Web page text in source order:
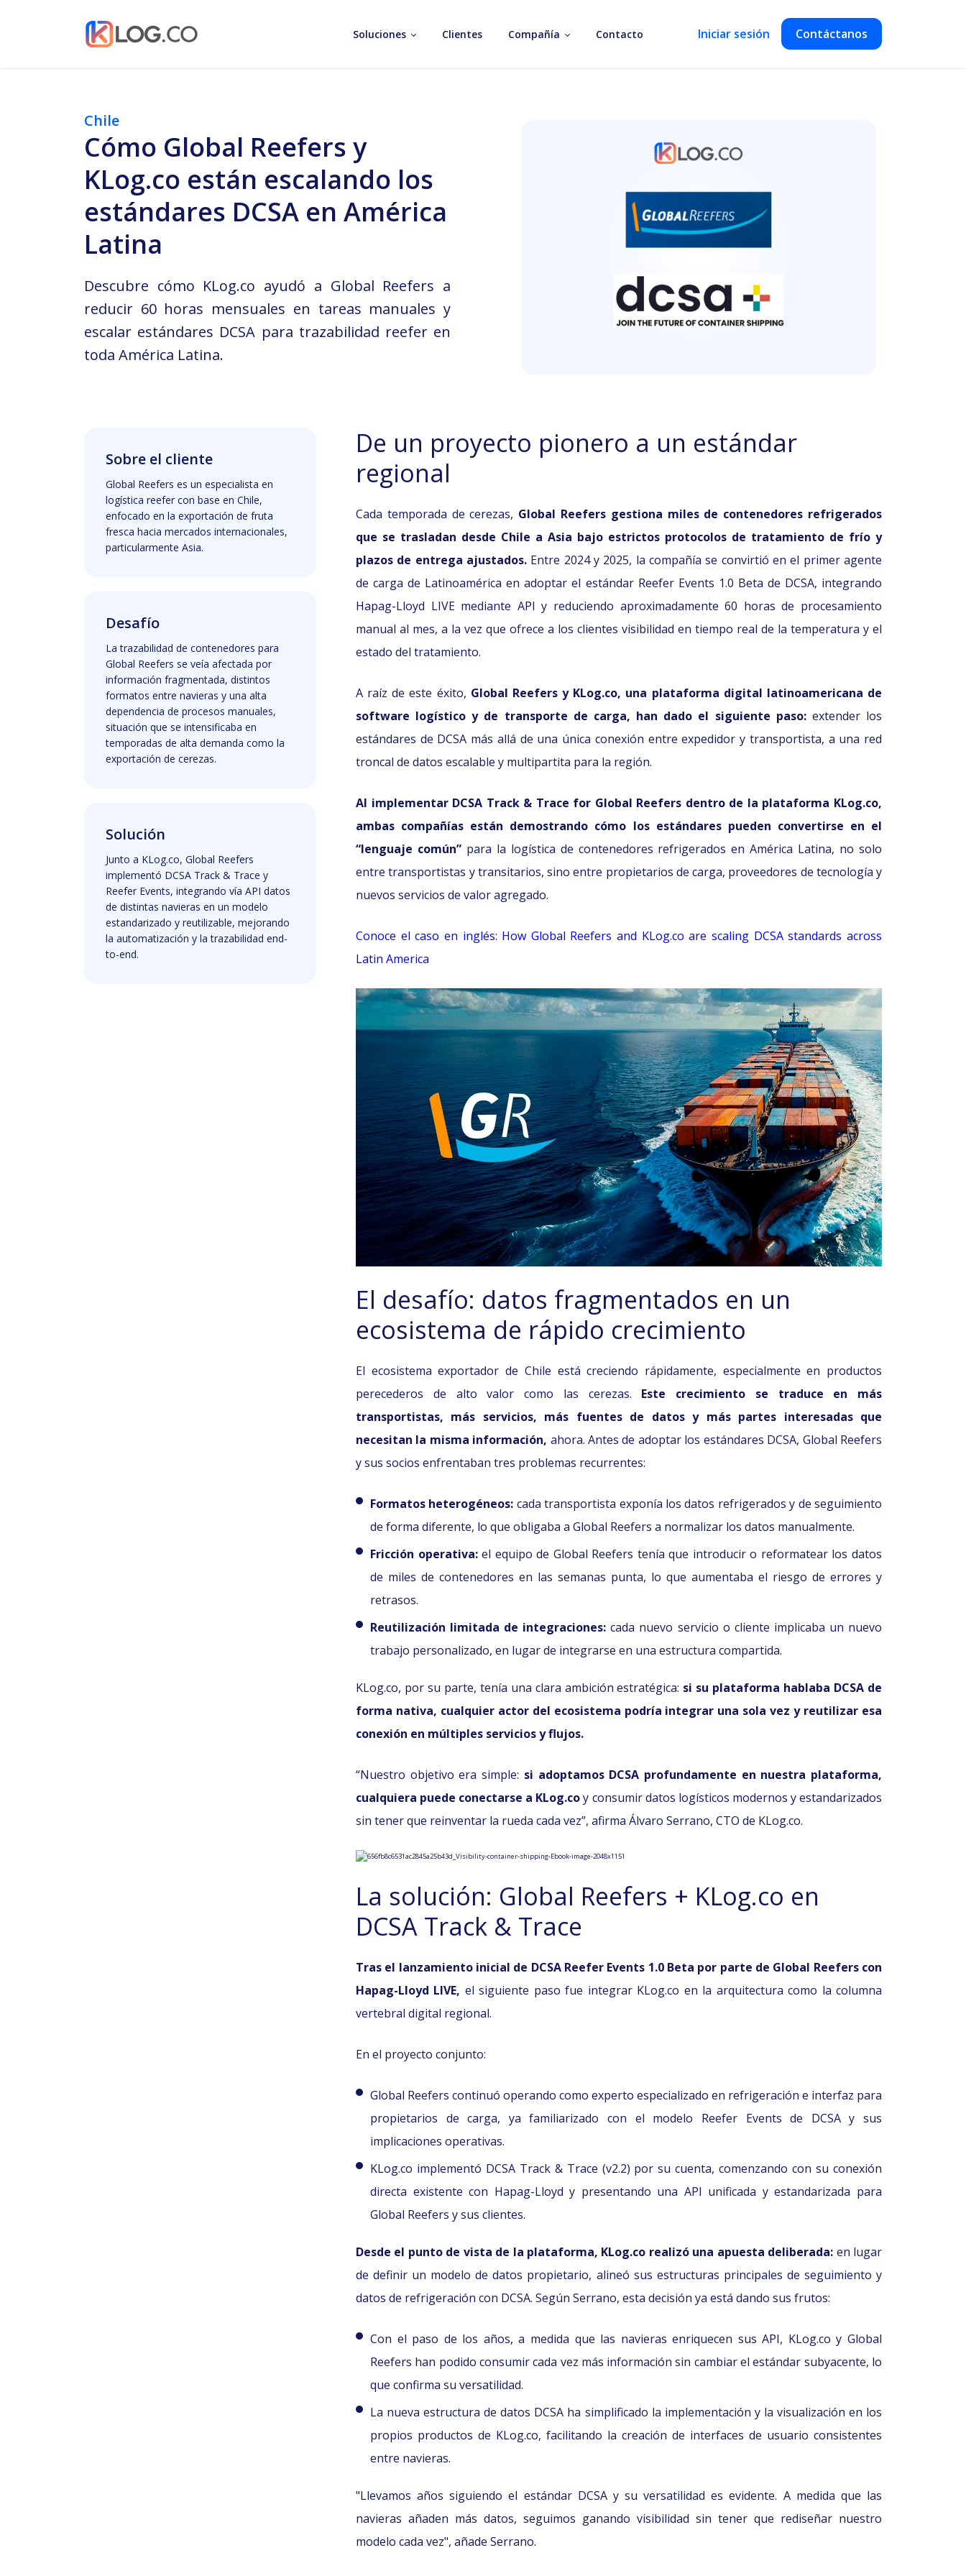
Soluciones Clientes Compañía Contacto Iniciar sesión Contáctanos
Chile
Cómo Global Reefers y
KLog.co están escalando los
estándares DCSA en América
Latina
Descubre cómo KLog.co ayudó a Global Reefers a
reducir 60 horas mensuales en tareas manuales y
escalar estándares DCSA para trazabilidad reefer en
toda América Latina.
Sobre el cliente
Global Reefers es un especialista en
logística reefer con base en Chile,
enfocado en la exportación de fruta
fresca hacia mercados internacionales,
particularmente Asia.
Desafío
La trazabilidad de contenedores para
Global Reefers se veía afectada por
información fragmentada, distintos
formatos entre navieras y una alta
dependencia de procesos manuales,
situación que se intensificaba en
temporadas de alta demanda como la
exportación de cerezas.
Solución
Junto a KLog.co, Global Reefers
implementó DCSA Track & Trace y
Reefer Events, integrando vía API datos
de distintas navieras en un modelo
estandarizado y reutilizable, mejorando
la automatización y la trazabilidad end-
to-end.
De un proyecto pionero a un estándar
regional
Cada temporada de cerezas, Global Reefers gestiona miles de contenedores refrigerados
que se trasladan desde Chile a Asia bajo estrictos protocolos de tratamiento de frío y
plazos de entrega ajustados. Entre 2024 y 2025, la compañía se convirtió en el primer agente
de carga de Latinoamérica en adoptar el estándar Reefer Events 1.0 Beta de DCSA, integrando
Hapag-Lloyd LIVE mediante API y reduciendo aproximadamente 60 horas de procesamiento
manual al mes, a la vez que ofrece a los clientes visibilidad en tiempo real de la temperatura y el
estado del tratamiento.
A raíz de este éxito, Global Reefers y KLog.co, una plataforma digital latinoamericana de
software logístico y de transporte de carga, han dado el siguiente paso:extender los
estándares de DCSA más allá de una única conexión entre expedidor y transportista, a una red
troncal de datos escalable y multipartita para la región.
Al implementar DCSA Track & Trace for Global Reefers dentro de la plataforma KLog.co,
ambas compañías están demostrando cómo los estándares pueden convertirse en el
“lenguaje común”para la logística de contenedores refrigerados en América Latina, no solo
entre transportistas y transitarios, sino entre propietarios de carga, proveedores de tecnología y
nuevos servicios de valor agregado.
Conoce el caso en inglés: How Global Reefers and KLog.co are scaling DCSA standards across
Latin America
El desafío: datos fragmentados en un
ecosistema de rápido crecimiento
El ecosistema exportador de Chile está creciendo rápidamente, especialmente en productos
perecederos de alto valor como las cerezas. Este crecimiento se traduce en más
transportistas, más servicios, más fuentes de datos y más partes interesadas que
necesitan la misma información, ahora. Antes de adoptar los estándares DCSA, Global Reefers
y sus socios enfrentaban tres problemas recurrentes:
Formatos heterogéneos: cada transportista exponía los datos refrigerados y de seguimiento
de forma diferente, lo que obligaba a Global Reefers a normalizar los datos manualmente.
Fricción operativa:el equipo de Global Reefers tenía que introducir o reformatear los datos
de miles de contenedores en las semanas punta, lo que aumentaba el riesgo de errores y
retrasos.
Reutilización limitada de integraciones: cada nuevo servicio o cliente implicaba un nuevo
trabajo personalizado, en lugar de integrarse en una estructura compartida.
KLog.co, por su parte, tenía una clara ambición estratégica: si su plataforma hablaba DCSA de
forma nativa, cualquier actor del ecosistema podría integrar una sola vez y reutilizar esa
conexión en múltiples servicios y flujos.
“Nuestro objetivo era simple: si adoptamos DCSA profundamente en nuestra plataforma,
cualquiera puede conectarse a KLog.coy consumir datos logísticos modernos y estandarizados
sin tener que reinventar la rueda cada vez”, afirma Álvaro Serrano, CTO de KLog.co.
La solución: Global Reefers + KLog.co en
DCSA Track & Trace
Tras el lanzamiento inicial de DCSA Reefer Events 1.0 Beta por parte de Global Reefers con
Hapag-Lloyd LIVE, el siguiente paso fue integrar KLog.co en la arquitectura como la columna
vertebral digital regional.
En el proyecto conjunto:
Global Reefers continuó operando como experto especializado en refrigeración e interfaz para
propietarios de carga, ya familiarizado con el modelo Reefer Events de DCSA y sus
implicaciones operativas.
KLog.co implementó DCSA Track & Trace (v2.2) por su cuenta, comenzando con su conexión
directa existente con Hapag-Lloyd y presentando una API unificada y estandarizada para
Global Reefers y sus clientes.
Desde el punto de vista de la plataforma, KLog.co realizó una apuesta deliberada: en lugar
de definir un modelo de datos propietario, alineó sus estructuras principales de seguimiento y
datos de refrigeración con DCSA. Según Serrano, esta decisión ya está dando sus frutos:
Con el paso de los años, a medida que las navieras enriquecen sus API, KLog.co y Global
Reefers han podido consumir cada vez más información sin cambiar el estándar subyacente, lo
que confirma su versatilidad.
La nueva estructura de datos DCSA ha simplificado la implementación y la visualización en los
propios productos de KLog.co, facilitando la creación de interfaces de usuario consistentes
entre navieras.
"Llevamos años siguiendo el estándar DCSA y su versatilidad es evidente. A medida que las
navieras añaden más datos, seguimos ganando visibilidad sin tener que rediseñar nuestro
modelo cada vez", añade Serrano.